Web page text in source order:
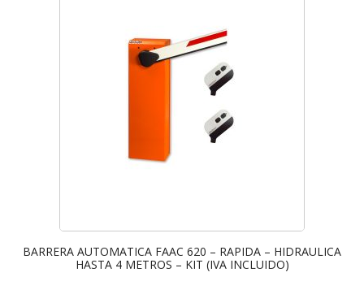
BARRERA AUTOMATICA FAAC 620 – RAPIDA – HIDRAULICA
HASTA 4 METROS – KIT (IVA INCLUIDO)